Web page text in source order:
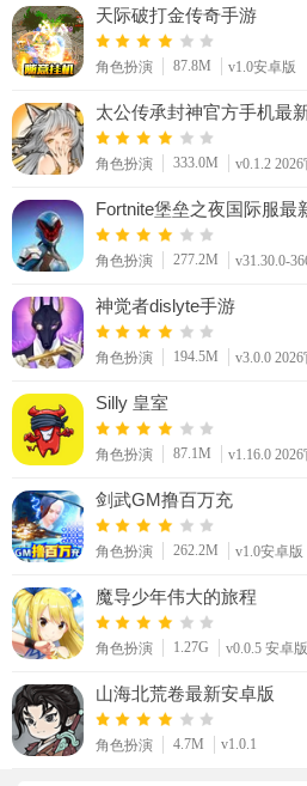
天际破打金传奇手游
角色扮演 87.8M v1.0安卓版
太公传承封神官方手机最
角色扮演 333.0M v0.1.2
Fortnite堡垒之夜国际服最
角色扮演 277.2M v31.30.0-
神觉者dislyte手游
角色扮演 194.5M v3.0.0
Silly 皇室
角色扮演 87.1M v1.16.0
剑武GM撸百万充
角色扮演 262.2M v1.0安卓版
魔导少年伟大的旅程
角色扮演 1.27G v0.0.5 安卓版
山海北荒卷最新安卓版
角色扮演 4.7M v1.0.1